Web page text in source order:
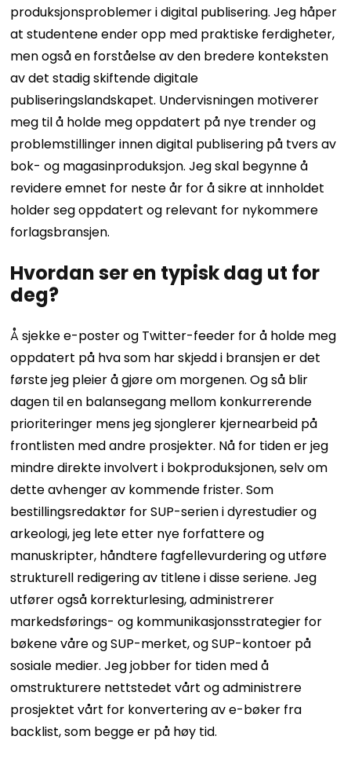
produksjonsproblemer i digital publisering. Jeg håper
at studentene ender opp med praktiske ferdigheter,
men også en forståelse av den bredere konteksten
av det stadig skiftende digitale
publiseringslandskapet. Undervisningen motiverer
meg til å holde meg oppdatert på nye trender og
problemstillinger innen digital publisering på tvers av
bok- og magasinproduksjon. Jeg skal begynne å
revidere emnet for neste år for å sikre at innholdet
holder seg oppdatert og relevant for nykommere
forlagsbransjen.
Hvordan ser en typisk dag ut for
deg?
Å sjekke e-poster og Twitter-feeder for å holde meg
oppdatert på hva som har skjedd i bransjen er det
første jeg pleier å gjøre om morgenen. Og så blir
dagen til en balansegang mellom konkurrerende
prioriteringer mens jeg sjonglerer kjernearbeid på
frontlisten med andre prosjekter. Nå for tiden er jeg
mindre direkte involvert i bokproduksjonen, selv om
dette avhenger av kommende frister. Som
bestillingsredaktør for SUP-serien i dyrestudier og
arkeologi, jeg lete etter nye forfattere og
manuskripter, håndtere fagfellevurdering og utføre
strukturell redigering av titlene i disse seriene. Jeg
utfører også korrekturlesing, administrerer
markedsførings- og kommunikasjonsstrategier for
bøkene våre og SUP-merket, ogSUP-kontoer på
sosiale medier. Jeg jobber for tiden med å
omstrukturere nettstedet vårt og administrere
prosjektet vårt for konvertering av e-bøker fra
backlist, som begge er på høy tid.